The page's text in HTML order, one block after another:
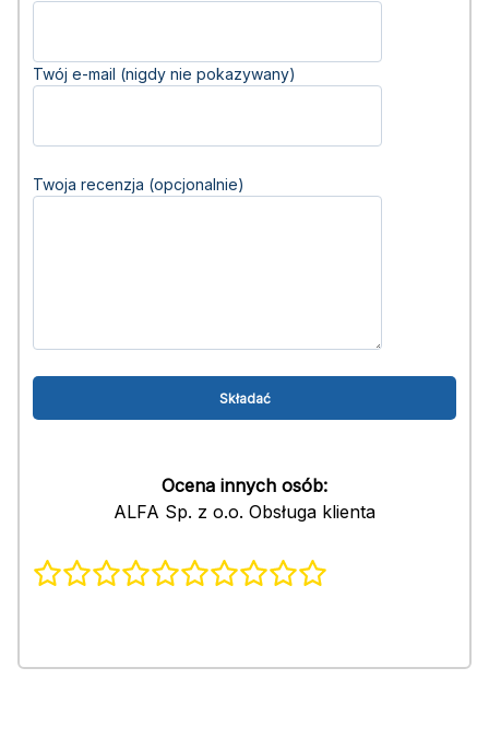
Twój e-mail (nigdy nie pokazywany)
Twoja recenzja (opcjonalnie)
Ocena innych osób:
ALFA Sp. z o.o. Obsługa klienta